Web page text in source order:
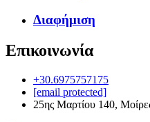
Διαφήμιση
Επικοινωνία
+30.6975757175
[email protected]
25ης Μαρτίου 140,